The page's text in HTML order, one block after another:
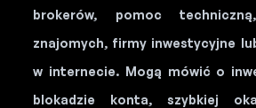
brokerów, pomoc
znajomych, firmy inwestycyjne
w internecie. Mogą mówić o
blokadzie konta, szybkiej